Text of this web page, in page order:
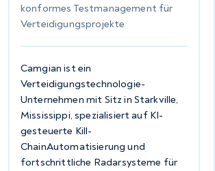
konformes Testmanagement für
Verteidigungsprojekte
Camgian ist ein
Verteidigungstechnologie-
Unternehmen mit Sitz in Starkville,
Mississippi, spezialisiert auf KI-
gesteuerte Kill-
ChainAutomatisierung und
fortschrittliche Radarsysteme für